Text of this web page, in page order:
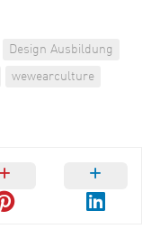
Design Ausbildung
wewearculture